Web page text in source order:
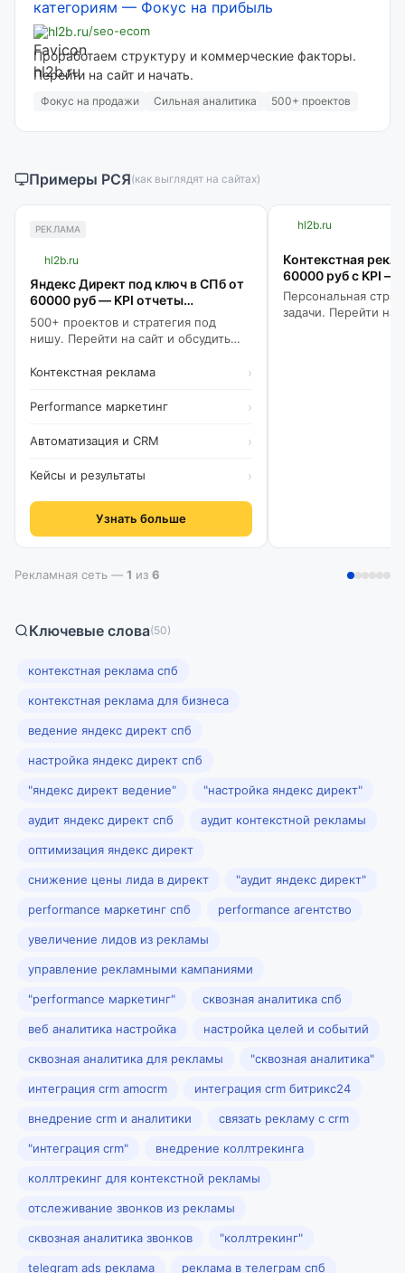
категориям — Фокус на прибыль
hl2b.ru/seo-ecom
Проработаем структуру и коммерческие факторы.
Перейти на сайт и начать.
Фокус на продажи Сильная аналитика 500+ проектов
Примеры РСЯ(как выглядят на сайтах)
РЕКЛАМА
hl2b.ru
Яндекс Директ под ключ в СПб от
60000 руб — KPI отчеты
ежедневно
500+ проектов и стратегия под
нишу. Перейти на сайт и обсудить
Контекстная реклама
›
Performance маркетинг ›
Автоматизация и CRM ›
Кейсы и результаты ›
Узнать больше
hl2b.ru
Контекстная
60000 руб с KPI —
цены лида
Персональная
задачи. Перейти на
Рекламная сеть — 1 из 6
Ключевые слова(50)
контекстная реклама спб
контекстная реклама для бизнеса
ведение яндекс директ спб
настройка яндекс директ спб
"яндекс директ ведение" "настройка яндекс директ"
аудит яндекс директ спб аудит контекстной рекламы
оптимизация яндекс директ
снижение цены лида в директ "аудит яндекс директ"
performance маркетинг спб performance агентство
увеличение лидов из рекламы
управление рекламными кампаниями
"performance маркетинг" сквозная аналитика спб
веб аналитика настройка настройка целей и событий
сквозная аналитика для рекламы "сквозная аналитика"
интеграция crm amocrm интеграция crm битрикс24
внедрение crm и аналитики связать рекламу с crm
"интеграция crm" внедрение коллтрекинга
коллтрекинг для контекстной рекламы
отслеживание звонков из рекламы
сквозная аналитика звонков "коллтрекинг"
telegram ads реклама реклама в телеграм спб